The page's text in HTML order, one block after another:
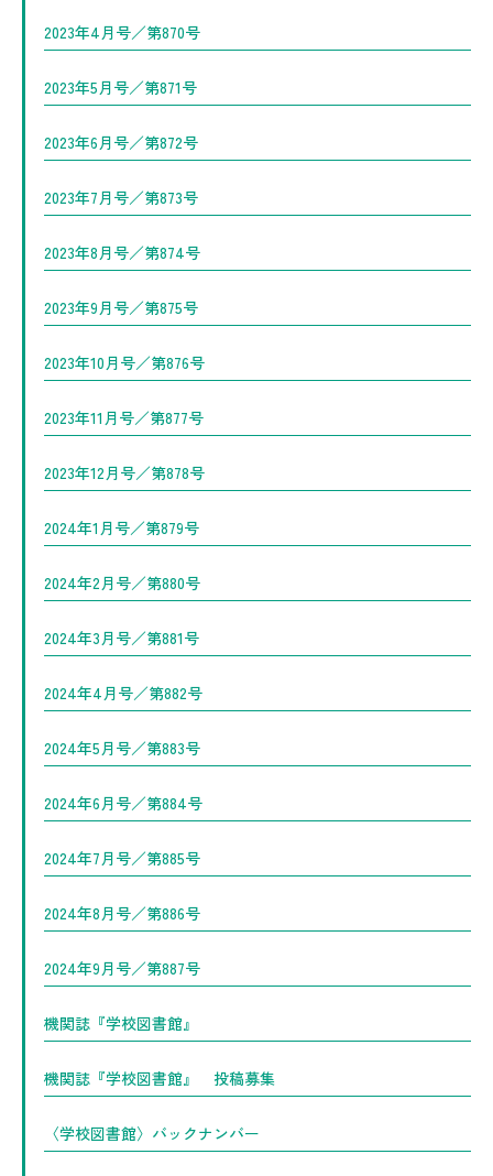
2023年4月号／第870号
2023年5月号／第871号
2023年6月号／第872号
2023年7月号／第873号
2023年8月号／第874号
2023年9月号／第875号
2023年10月号／第876号
2023年11月号／第877号
2023年12月号／第878号
2024年1月号／第879号
2024年2月号／第880号
2024年3月号／第881号
2024年4月号／第882号
2024年5月号／第883号
2024年6月号／第884号
2024年7月号／第885号
2024年8月号／第886号
2024年9月号／第887号
機関誌『学校図書館』
機関誌『学校図書館』 投稿募集
〈学校図書館〉バックナンバー